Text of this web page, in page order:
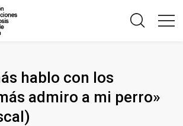
hablo con los
admiro a mi perro»